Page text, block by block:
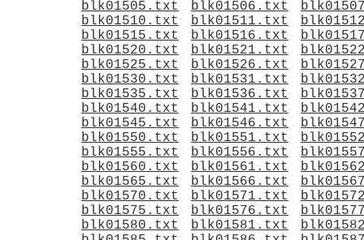
blk01505.txt
blk01506.txt
blk01510.txt
blk01511.txt
blk01515.txt
blk01516.txt
blk01520.txt
blk01521.txt
blk01525.txt
blk01526.txt
blk01530.txt
blk01531.txt
blk01535.txt
blk01536.txt
blk01540.txt
blk01541.txt
blk01545.txt
blk01546.txt
blk01550.txt
blk01551.txt
blk01555.txt
blk01556.txt
blk01560.txt
blk01561.txt
blk01565.txt
blk01566.txt
blk01570.txt
blk01571.txt
blk01575.txt
blk01576.txt
blk01580.txt
blk01581.txt